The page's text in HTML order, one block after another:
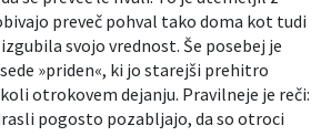
preveč pohval tako doma kot tudi
svojo vrednost. Še posebej je
»priden«, ki jo starejši prehitro
otrokovem dejanju. Pravilneje je reči:
pogosto pozabljajo, da so otroci